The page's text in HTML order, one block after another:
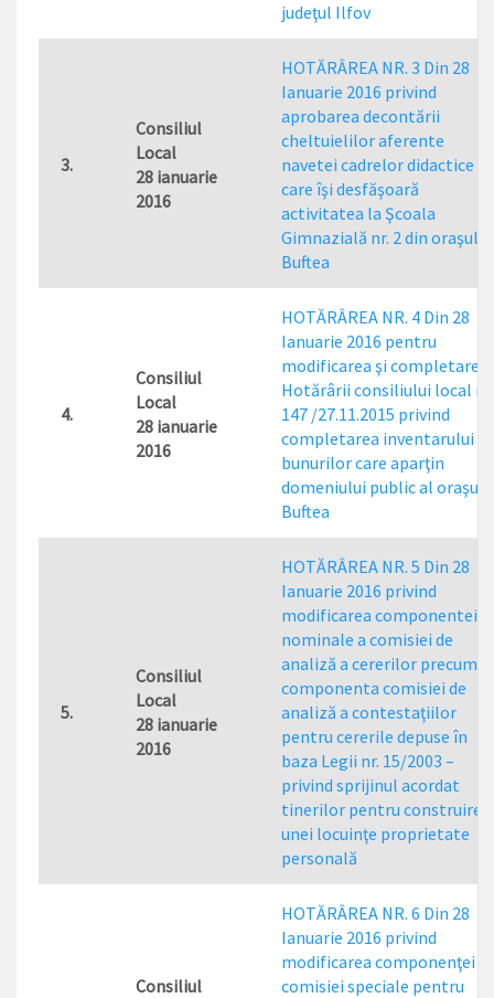
judeţul Ilfov
3.
Consiliul
Local
28 ianuarie
2016
HOTĂRÂREA NR. 3 Din 28
Ianuarie 2016 privind
aprobarea decontării
cheltuielilor aferente
navetei cadrelor didactice
care îşi desfăşoară
activitatea la Şcoala
Gimnazială nr. 2 din oraşul
Buftea
4.
Consiliul
Local
28 ianuarie
2016
HOTĂRÂREA NR. 4 Din 28
Ianuarie 2016 pentru
modificarea şi completarea
Hotărârii consiliului local nr.
147 /27.11.2015 privind
completarea inventarului
bunurilor care aparţin
domeniului public al
Buftea
5.
Consiliul
Local
28 ianuarie
2016
HOTĂRÂREA NR. 5 Din 28
Ianuarie 2016 privind
modificarea componentei
nominale a comisiei de
analiză a cererilor precum şi
componenta comisiei de
analiză a contestaţiilor
pentru cererile depuse în
baza Legii nr. 15/2003 –
privind sprijinul acordat
tinerilor pentru construirea
unei locuinţe proprietate
personală
Consiliul
HOTĂRÂREA NR. 6 Din 28
Ianuarie 2016 privind
modificarea componenţei
comisiei speciale pentru